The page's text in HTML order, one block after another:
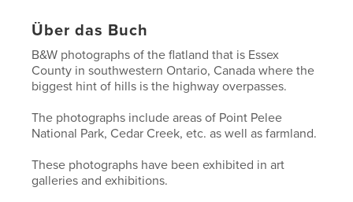
Über das Buch
B&W photographs of the flatland that is Essex
County in southwestern Ontario, Canada where the
biggest hint of hills is the highway overpasses.
The photographs include areas of Point Pelee
National Park, Cedar Creek, etc. as well as farmland.
These photographs have been exhibited in art
galleries and exhibitions.